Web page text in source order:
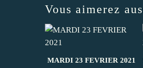
Vous aimerez
MARDI 23 FEVRIER 2021